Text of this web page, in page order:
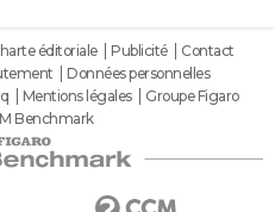
éditoriale Publicité
Contact
Données personnelles
Mentions légales
Groupe Figaro
Benchmark